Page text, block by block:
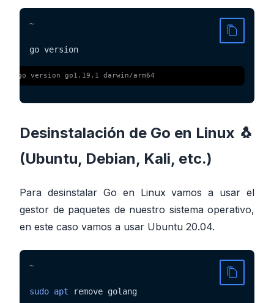
~
go version
go version go1.19.1 darwin/arm64
Desinstalación de Go en Linux 🐧
(Ubuntu, Debian, Kali, etc.)
Para desinstalar Go en Linux vamos a usar el
gestor de paquetes de nuestro sistema operativo,
en este caso vamos a usar Ubuntu 20.04.
~
sudo apt remove golang